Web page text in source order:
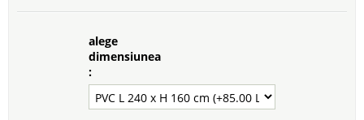
alege
dimensiunea
: